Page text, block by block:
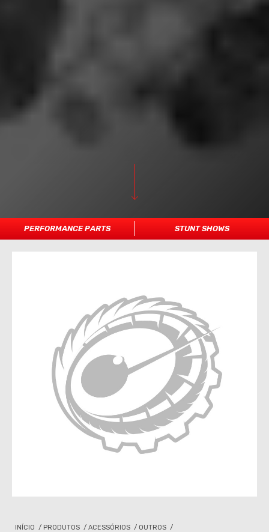
PERFORMANCE PARTS STUNT SHOWS
INÍCIO / PRODUTOS / ACESSÓRIOS / OUTROS /